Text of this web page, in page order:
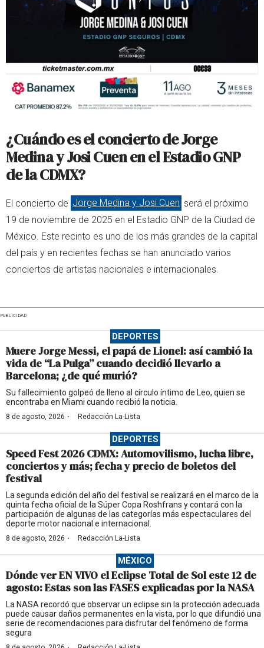
¿Cuándo es el concierto de Jorge
Medina y Josi Cuen en el Estadio GNP
de la CDMX?
El concierto de Jorge Medina y Josi Cuen será el próximo
19 de noviembre de 2025 en el Estadio GNP de la Ciudad de
México. Este recinto es uno de los más grandes de la capital
del país y en recientes fechas se han anunciado varios
conciertos de artistas nacionales e internacionales.
PUBLICIDAD
DEPORTES
Muere Jorge Messi, el papá de Lionel: así cambió la
vida de “La Pulga” cuando decidió llevarlo a
Barcelona; ¿de qué murió?
Su fallecimiento golpeó de lleno al círculo íntimo de Leo, quien se
encontraba en Miami cuando recibió la noticia.
8 de agosto, 2026 · Redacción La-Lista
DEPORTES
Speed Fest 2026 CDMX: Automovilismo, lucha libre,
conciertos y más; fecha y precio de boletos del
festival
La segunda edición del año del festival se realizará en el marco de la
quinta fecha oficial de la Súper Copa Roshfrans y contará con la
participación de algunas de las categorías más espectaculares del
deporte motor nacional e internacional.
8 de agosto, 2026 · Redacción La-Lista
MÉXICO
Dónde ver EN VIVO el Eclipse Total de Sol este 12 de
agosto: Estas son las FASES explicadas por la NASA
La NASA recordó que observar un eclipse sin la protección adecuada
puede causar daños permanentes en la vista, por lo que difundió una
serie de recomendaciones para disfrutar del fenómeno de forma
segura